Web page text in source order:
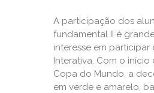
A participação dos
fundamental II é
interesse em participar
Interativa. Com o
Copa do Mundo, a
em verde e amarelo,